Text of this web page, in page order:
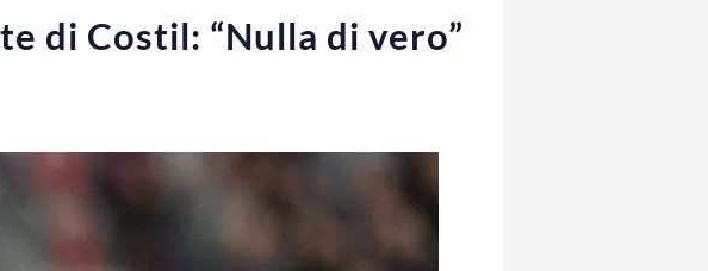
di Costil: “Nulla di vero”